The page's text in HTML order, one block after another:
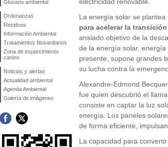
Glosario ambiental
Ordenanzas
Residuos
Información Ambiental
Tratamientos fitosanitarios
Zona de esparcimiento
canino
Noticias y alertas
Actualidad ambiental
Agenda Ambiental
Galería de imágenes
La energía solar se plantea
para acelerar la
ansiado objetivo de la
de la energía solar,
presente, supone grandes
su lucha contra la
Alexandre-Edmond
fue quien descubrió el
consiste en captar la luz
energía. Los paneles
de forma eficiente,
La capacidad para